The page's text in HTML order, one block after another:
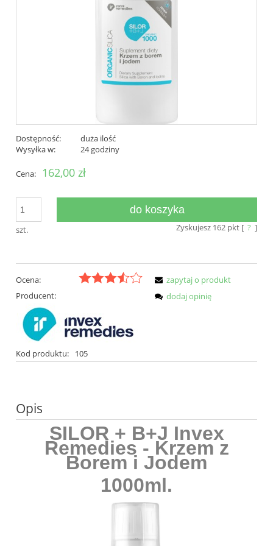
Dostępność:
duża ilość
Wysyłka w:
24 godziny
Cena: 162,00 zł
szt.
do koszyka
Zyskujesz 162pkt [ ? ]
Ocena:
Producent:
Kod produktu: 105
zapytaj o produkt
dodaj opinię
Opis
SILOR + B+J Invex
Remedies - Krzem z
Borem i Jodem
1000ml.